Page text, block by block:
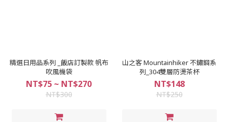
精選日用品系列 _飯店訂製款 帆布
吹風機袋
NT$75 ~ NT$270
NT$300
山之客 Mountainhiker 不鏽鋼系
列_304雙層防燙茶杯
NT$148
NT$250